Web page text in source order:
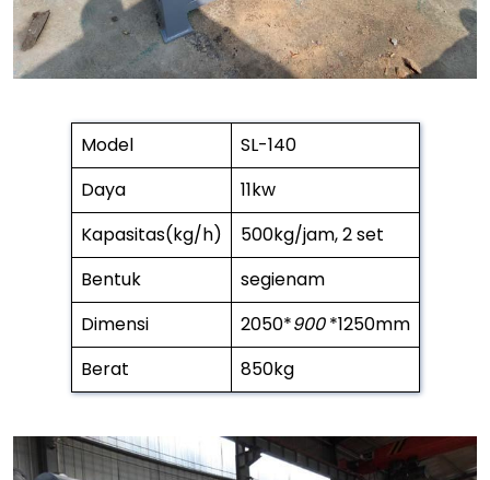
Model
SL-140
Daya
11kw
Kapasitas(kg/h)
500kg/jam, 2 set
Bentuk
segienam
Dimensi
2050*900*1250mm
Berat
850kg